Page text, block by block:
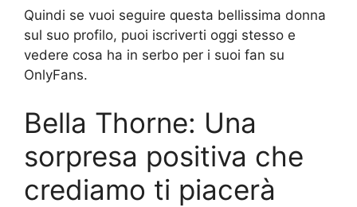
Quindi se vuoi seguire questa bellissima donna
sul suo profilo, puoi iscriverti oggi stesso e
vedere cosa ha in serbo per i suoi fan su
OnlyFans.
Bella Thorne: Una
sorpresa positiva che
crediamo ti piacerà